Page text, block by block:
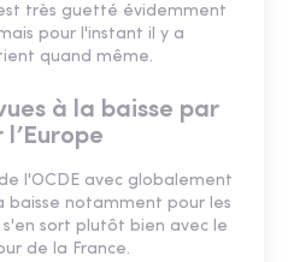
très guetté évidemment
pour l'instant il y a
quand même.
à la baisse par
l’Europe
l'OCDE avec globalement
baisse notamment pour les
s'en sort plutôt bien avec le
de la France.